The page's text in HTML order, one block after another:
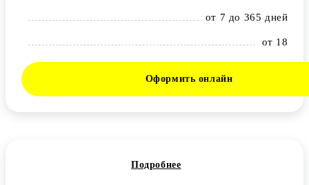
от 7 до 365 дней
от 18
Оформить онлайн
Подробнее